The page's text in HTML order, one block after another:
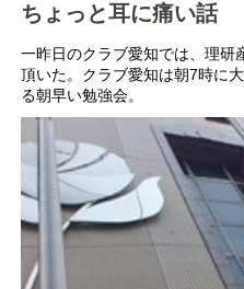
ちょっと耳に痛い話
一昨日のクラブ愛知では、理研
頂いた。クラブ愛知は朝7時に
る朝早い勉強会。